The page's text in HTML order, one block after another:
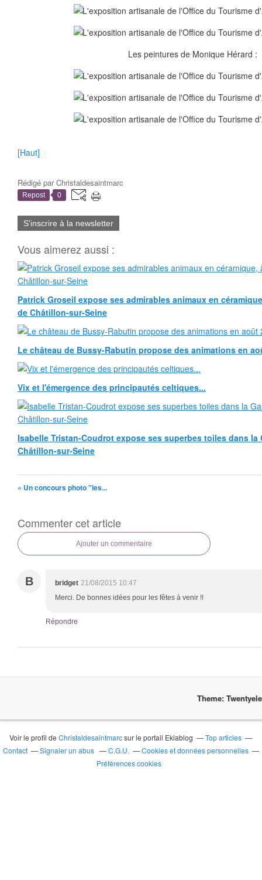
Les peintures de Monique Hérard :
[Haut]
Rédigé parChristaldesaintmarc
Repost 0
S'inscrire à la newsletter
Vous aimerez aussi :
Patrick Groseil expose ses admirables animaux en
de Châtillon-sur-Seine
Le château de Bussy-Rabutin propose des animations en
Vix et l'émergence des principautés celtiques...
Isabelle Tristan-Coudrot expose ses superbes toiles dans la
Châtillon-sur-Seine
« Un concours photo "les...
Commenter cet article
Ajouter un commentaire
B bridget 21/08/2015 10:47
Merci. De bonnes idées pour les fêtes à venir !!
Répondre
Theme:
Voir le profil deChristaldesaintmarcsur le portail Eklablog
Top articles
Contact
Signaler un abus C.G.U.
Cookies et données personnelles
Préférences cookies